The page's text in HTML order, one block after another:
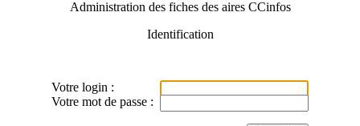
Administration des fiches des aires CCinfos
Identification
Votre login :
Votre mot de passe :